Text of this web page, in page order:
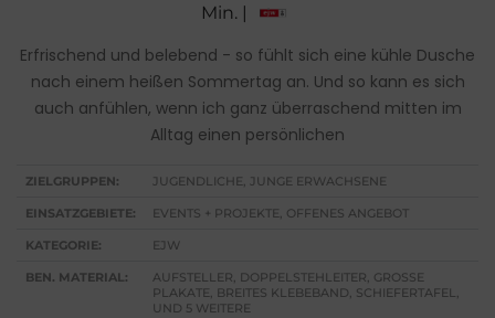
Min. |
Erfrischend und belebend - so fühlt sich eine kühle Dusche
nach einem heißen Sommertag an. Und so kann es sich
auch anfühlen, wenn ich ganz überraschend mitten im
Alltag einen persönlichen
ZIELGRUPPEN: JUGENDLICHE, JUNGE ERWACHSENE
EINSATZGEBIETE: EVENTS + PROJEKTE, OFFENES ANGEBOT
KATEGORIE: EJW
BEN. MATERIAL:
AUFSTELLER, DOPPELSTEHLEITER, GROSSE P
LAKATE, BREITES KLEBEBAND, SCHIEFERTAFEL, U
ND 5 WEITERE